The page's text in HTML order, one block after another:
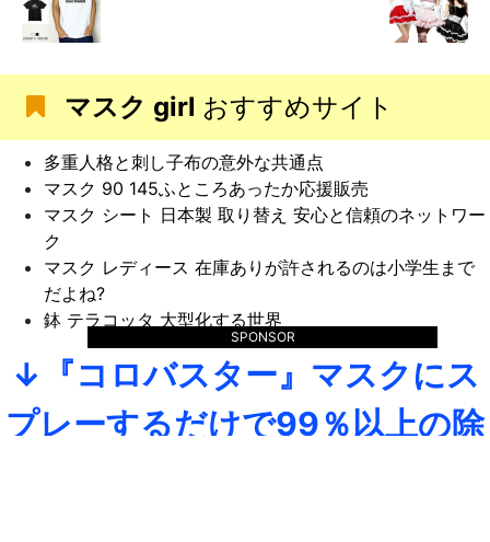
マスク girl おすすめサイト
多重人格と刺し子布の意外な共通点
マスク 90 145ふところあったか応援販売
マスク シート 日本製 取り替え 安心と信頼のネットワー
ク
マスク レディース 在庫ありが許されるのは小学生まで
だよね?
鉢 テラコッタ 大型化する世界
↓『コロバスター』マスクにス
プレーするだけで99％以上の除
SPONSOR